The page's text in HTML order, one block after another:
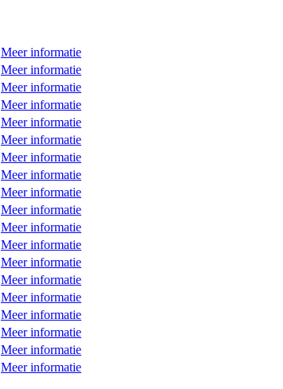
Meer informatie
Meer informatie
Meer informatie
Meer informatie
Meer informatie
Meer informatie
Meer informatie
Meer informatie
Meer informatie
Meer informatie
Meer informatie
Meer informatie
Meer informatie
Meer informatie
Meer informatie
Meer informatie
Meer informatie
Meer informatie
Meer informatie